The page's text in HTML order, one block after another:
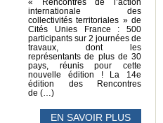
« Rencontres de l’action
internationale des
collectivités territoriales » de
Cités Unies France : 500
participants sur 2 journées de
travaux, dont les
représentants de plus de 30
pays, réunis pour cette
nouvelle édition ! La 14e
édition des Rencontres
de (…)
EN SAVOIR PLUS